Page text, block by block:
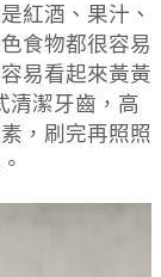
紅酒、果汁、
食物都很容易
易看起來黃黃
清潔牙齒，高
，刷完再照照